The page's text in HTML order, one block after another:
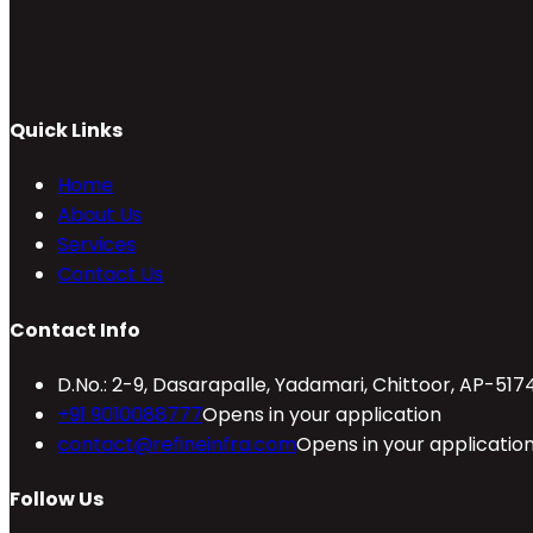
Quick Links
Home
About Us
Services
Contact Us
Contact Info
D.No.: 2-9, Dasarapalle, Yadamari, Chittoor, AP-
+91 9010088777Opens in your application
contact@refineinfra.comOpens in your
Follow Us